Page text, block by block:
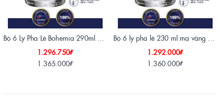
Bộ 6 Ly Pha Lê Bohemia 290ml Mạ Vàng 24K
1.296.750₫
1.365.000₫
Bộ 6 ly pha lê 230 ml mạ vàng 24k
1.292.000₫
1.360.000₫